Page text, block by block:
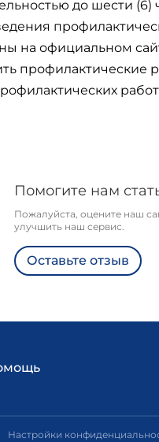
до шести (6)
на официальном
профилактические
Помогите нам
Пожалуйста, оцените наш
улучшить наш сервис.
Оставьте отзыв
Настройки